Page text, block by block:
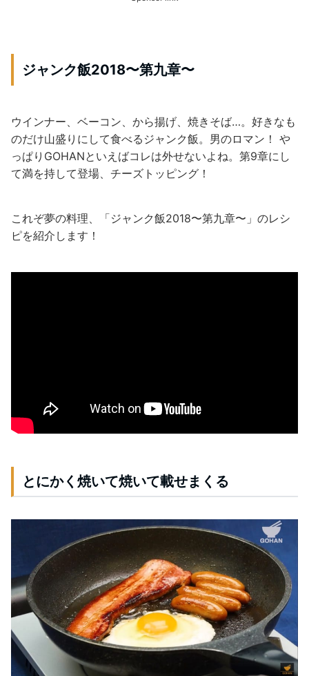
ジャンク飯2018〜第九章〜
ウインナー、ベーコン、から揚げ、焼きそば…。好きなも
のだけ山盛りにして食べるジャンク飯。男のロマン！ や
っぱりGOHANといえばコレは外せないよね。第9章にし
て満を持して登場、チーズトッピング！
これぞ夢の料理、「ジャンク飯2018〜第九章〜」のレシ
ピを紹介します！
とにかく焼いて焼いて載せまくる